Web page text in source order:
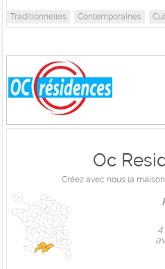
Traditionnelles Contemporaines
Oc
Créez avec nous la
4